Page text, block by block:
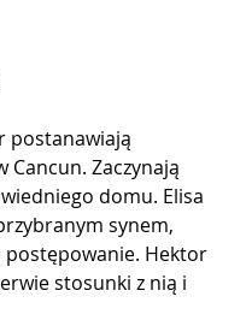
postanawiają
Cancun. Zaczynają
domu. Elisa
synem,
postępowanie. Hektor
stosunki z nią i